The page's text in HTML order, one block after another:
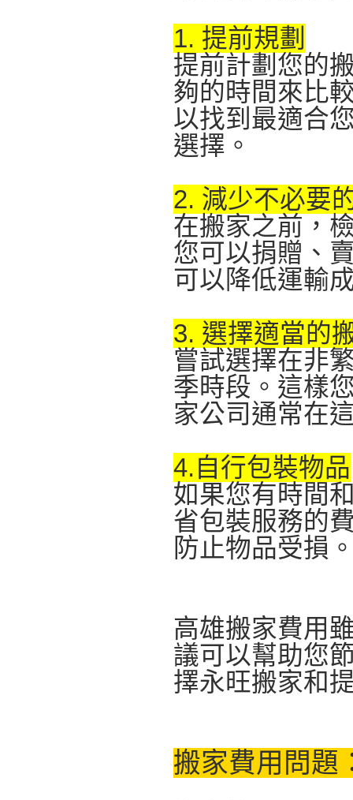
1. 提前規劃
提前計劃您的
夠的時間來比
以找到最適合
選擇。
2. 減少不必要
在搬家之前，
您可以捐贈、
可以降低運輸
3. 選擇適當的
嘗試選擇在非
季時段。這樣
家公司通常在
4.自行包裝物品
如果您有時間
省包裝服務的
防止物品受損
高雄搬家費用
議可以幫助您
擇永旺搬家和
搬家費用問題